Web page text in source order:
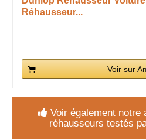
Réhausseur...
Voir sur
Voir également notre
réhausseurs testés